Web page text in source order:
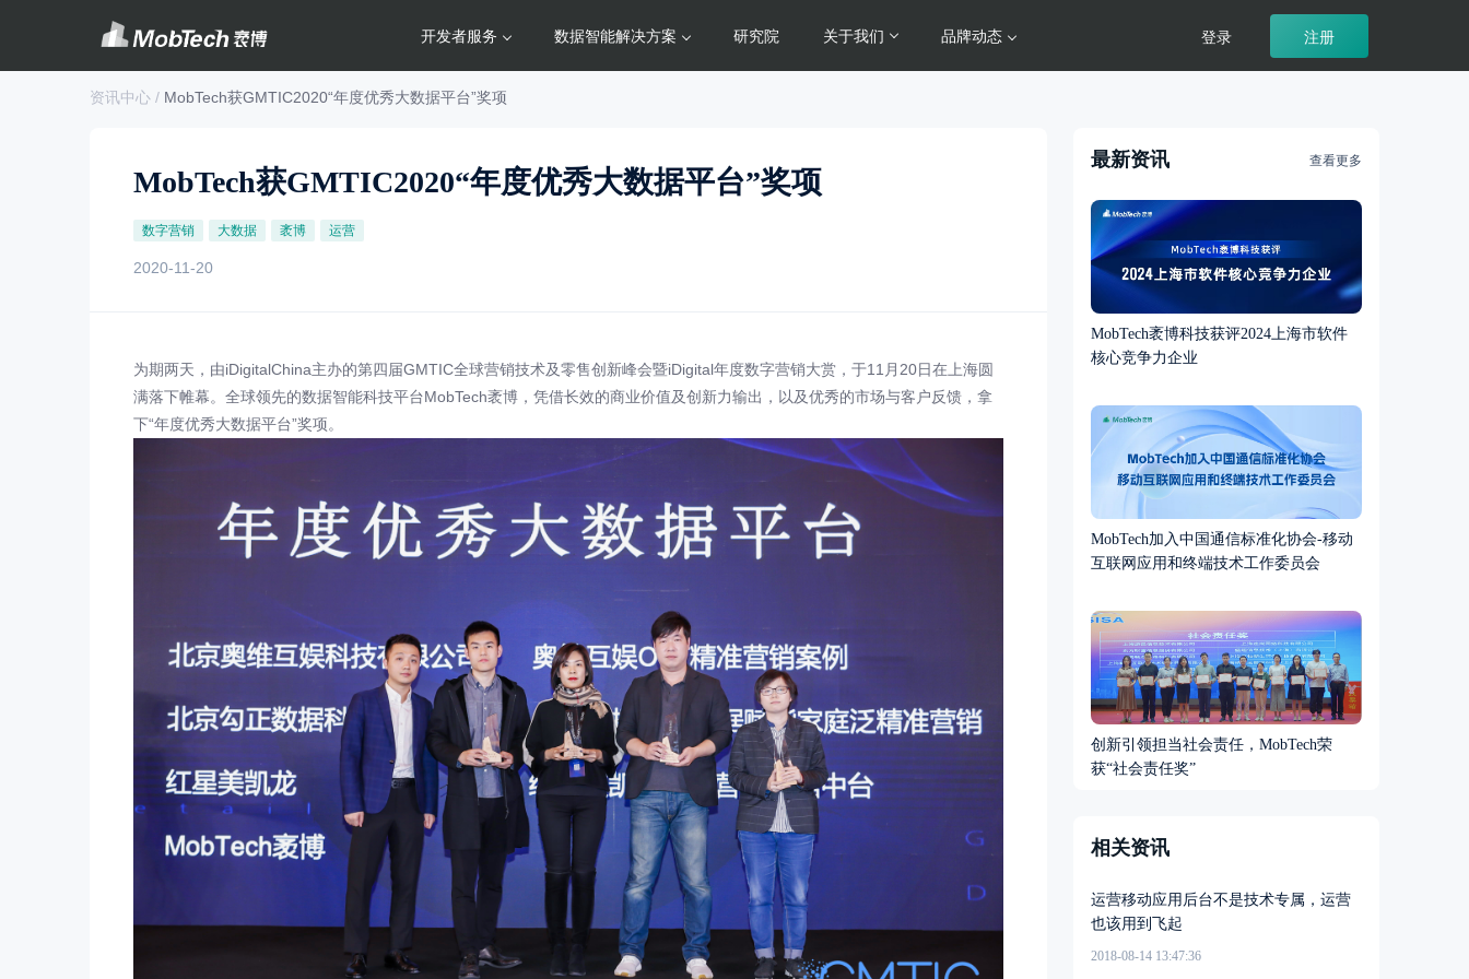
开发者服务 数据智能解决方案 研究院 关于我们 品牌动态 登录 注册
资讯中心 / MobTech获GMTIC2020“年度优秀大数据平台”奖项
MobTech获GMTIC2020“年度优秀大数据平台”奖项
数字营销 大数据 袤博 运营
2020-11-20
为期两天，由iDigitalChina主办的第四届GMTIC全球营销技术及零售创新峰会暨iDigital年度数字营销大赏，于11月20日在上海圆
满落下帷幕。全球领先的数据智能科技平台MobTech袤博，凭借长效的商业价值及创新力输出，以及优秀的市场与客户反馈，拿
下“年度优秀大数据平台”奖项。
最新资讯 查看更多
MobTech袤博科技获评2024上海市软件
核心竞争力企业
MobTech加入中国通信标准化协会-移动
互联网应用和终端技术工作委员会
创新引领担当社会责任，MobTech荣
获“社会责任奖”
相关资讯
运营移动应用后台不是技术专属，运营
也该用到飞起
2018-08-14 13:47:36